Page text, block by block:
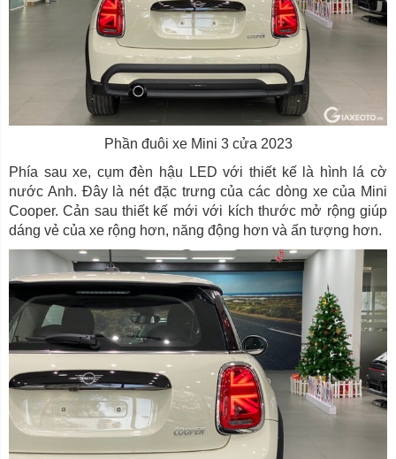
Phần đuôi xe Mini 3 cửa 2023
Phía sau xe, cụm đèn hậu LED với thiết kế là hình lá cờ
nước Anh. Đây là nét đặc trưng của các dòng xe của Mini
Cooper. Cản sau thiết kế mới với kích thước mở rộng giúp
dáng vẻ của xe rộng hơn, năng động hơn và ấn tượng hơn.